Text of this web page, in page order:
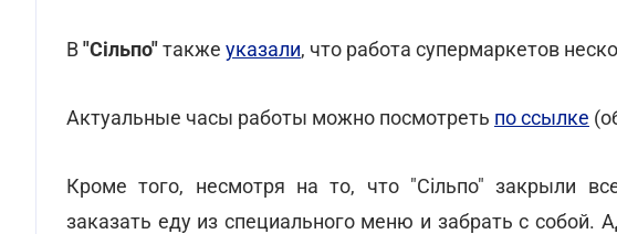
В"Сільпо"также указали, что работа супермаркетов
Актуальные часы работы можно посмотреть по ссылке
Кроме того, несмотря на то, что "Сільпо" закрыли
заказать еду из специального меню и забрать с собой.